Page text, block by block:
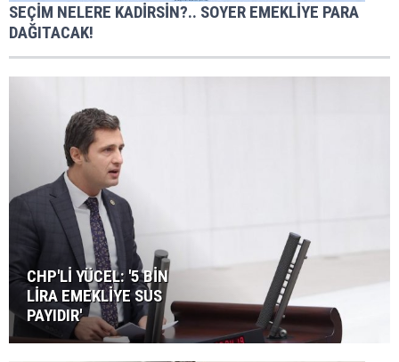
SEÇİM NELERE KADİRSİN?.. SOYER EMEKLİYE PARA
DAĞITACAK!
CHP'Lİ YÜCEL: '5 BİN
LİRA EMEKLİYE SUS
PAYIDIR'